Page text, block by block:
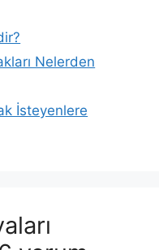
Nelerden
İsteyenlere